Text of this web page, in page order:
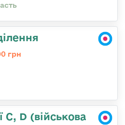
грн
C, D (військова